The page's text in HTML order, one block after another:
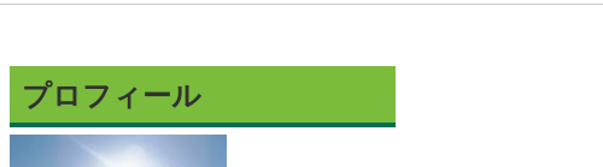
届出・証明・法令・規
入札・契約
組織案内
村長の部屋
プロフィール